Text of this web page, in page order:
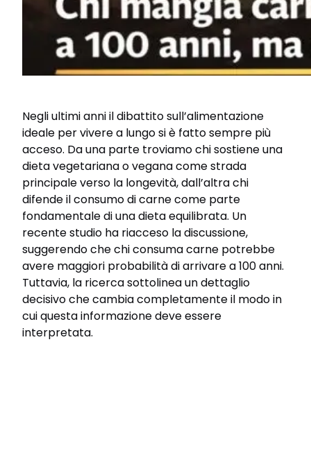
Negli ultimi anni il dibattito sull’alimentazione
ideale per vivere a lungo si è fatto sempre più
acceso. Da una parte troviamo chi sostiene una
dieta vegetariana o vegana come strada
principale verso la longevità, dall’altra chi
difende il consumo di carne come parte
fondamentale di una dieta equilibrata. Un
recente studio ha riacceso la discussione,
suggerendo che chi consuma carne potrebbe
avere maggiori probabilità di arrivare a 100 anni.
Tuttavia, la ricerca sottolinea un dettaglio
decisivo che cambia completamente il modo in
cui questa informazione deve essere
interpretata.